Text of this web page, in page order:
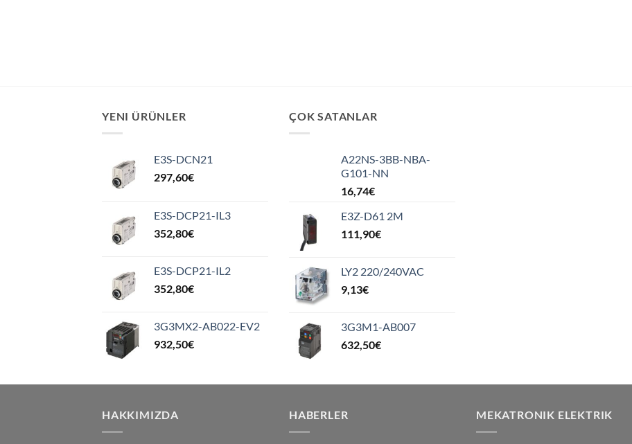
YENI ÜRÜNLER
E3S-DCN21
297,60€
E3S-DCP21-IL3
352,80€
E3S-DCP21-IL2
352,80€
3G3MX2-AB022-EV2
932,50€
ÇOK SATANLAR
A22NS-3BB-NBA-
G101-NN
16,74€
E3Z-D61 2M
111,90€
LY2 220/240VAC
9,13€
3G3M1-AB007
632,50€
HAKKIMIZDA HABERLER MEKATRONIK ELEKTRIK